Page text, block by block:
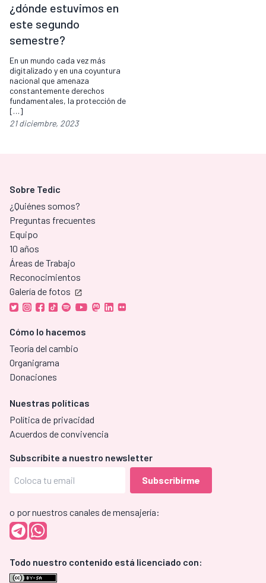
¿dónde estuvimos en
este segundo
semestre?
En un mundo cada vez más
digitalizado y en una coyuntura
nacional que amenaza
constantemente derechos
fundamentales, la protección de
[…]
21 diciembre, 2023
Sobre Tedic
¿Quiénes somos?
Preguntas frecuentes
Equipo
10 años
Áreas de Trabajo
Reconocimientos
Galería de fotos
Cómo lo hacemos
Teoría del cambio
Organigrama
Donaciones
Nuestras políticas
Política de privacidad
Acuerdos de convivencia
Subscríbite a nuestro newsletter
o por nuestros canales de mensajería:
Todo nuestro contenido está licenciado con: